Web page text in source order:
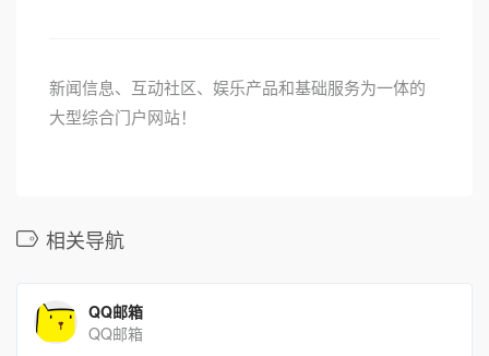
新闻信息、互动社区、娱乐产品和基础服务为一体的
大型综合门户网站！
相关导航
QQ邮箱
QQ邮箱